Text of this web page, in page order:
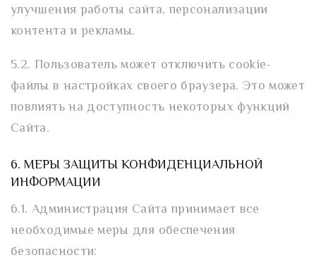
улучшения работы сайта, персонализации
контента и рекламы.
5.2. Пользователь может отключить cookie-
файлы в настройках своего браузера. Это может
повлиять на доступность некоторых функций
Сайта.
6. МЕРЫ ЗАЩИТЫ КОНФИДЕНЦИАЛЬНОЙ
ИНФОРМАЦИИ
6.1. Администрация Сайта принимает все
необходимые меры для обеспечения
безопасности: